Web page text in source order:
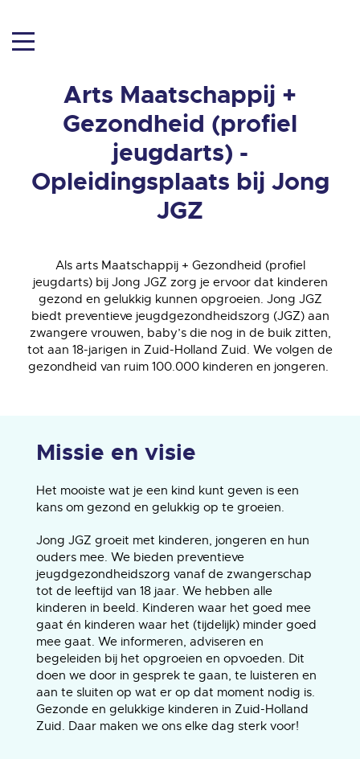
Arts Maatschappij +
Gezondheid (profiel
jeugdarts) -
Opleidingsplaats bij Jong
JGZ
Als arts Maatschappij + Gezondheid (profiel
jeugdarts) bij Jong JGZ zorg je ervoor dat kinderen
gezond en gelukkig kunnen opgroeien. Jong JGZ
biedt preventieve jeugdgezondheidszorg (JGZ) aan
zwangere vrouwen, baby’s die nog in de buik zitten,
tot aan 18-jarigen in Zuid-Holland Zuid. We volgen de
gezondheid van ruim 100.000 kinderen en jongeren.
Missie en visie
Het mooiste wat je een kind kunt geven is een
kans om gezond en gelukkig op te groeien.
Jong JGZ groeit met kinderen, jongeren en hun
ouders mee. We bieden preventieve
jeugdgezondheidszorg vanaf de zwangerschap
tot de leeftijd van 18 jaar. We hebben alle
kinderen in beeld. Kinderen waar het goed mee
gaat én kinderen waar het (tijdelijk) minder goed
mee gaat. We informeren, adviseren en
begeleiden bij het opgroeien en opvoeden. Dit
doen we door in gesprek te gaan, te luisteren en
aan te sluiten op wat er op dat moment nodig is.
Gezonde en gelukkige kinderen in Zuid-Holland
Zuid. Daar maken we ons elke dag sterk voor!